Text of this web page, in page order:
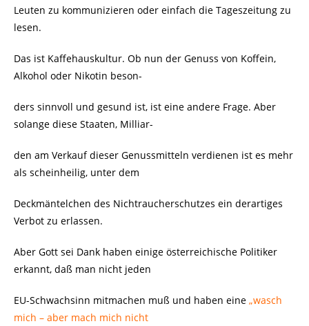
Leuten zu kommunizieren oder einfach die Tageszeitung zu
lesen.
Das ist Kaffehauskultur. Ob nun der Genuss von Koffein,
Alkohol oder Nikotin beson-
ders sinnvoll und gesund ist, ist eine andere Frage. Aber
solange diese Staaten, Milliar-
den am Verkauf dieser Genussmitteln verdienen ist es mehr
als scheinheilig, unter dem
Deckmäntelchen des Nichtraucherschutzes ein derartiges
Verbot zu erlassen.
Aber Gott sei Dank haben einige österreichische Politiker
erkannt, daß man nicht jeden
EU-Schwachsinn mitmachen muß und haben eine „wasch
mich – aber mach mich nicht